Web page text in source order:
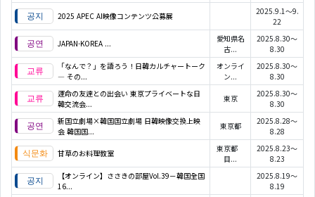
2025 APEC AI映像コンテンツ公募展
2025.9.1～9.
22
JAPAN-KOREA ...
愛知県名
古...
2025.8.30～
8.30
「なんで？」を語ろう！日韓カルチャートーク
― その...
オンライ
ン...
2025.8.30～
8.30
運命の友達との出会い 東京プライベートな日
韓交流会...
東京
2025.8.30～
8.30
新国立劇場×韓国国立劇場 日韓映像交換上映
会 韓国国...
東京都
2025.8.28～
8.28
甘草のお料理教室
東京都
目...
2025.8.23～
8.23
【オンライン】ささきの部屋Vol.39－韓国全国
16...
2025.8.19～
8.19